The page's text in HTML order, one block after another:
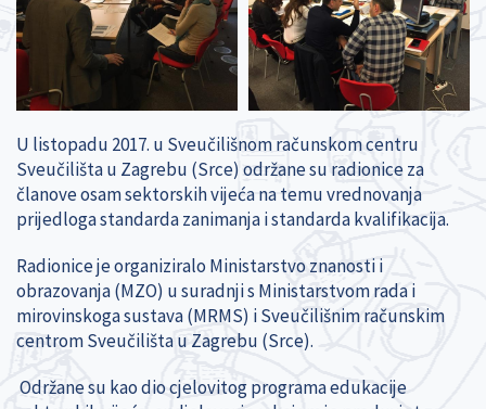
U listopadu 2017. u Sveučilišnom računskom centru
Sveučilišta u Zagrebu (Srce) održane su radionice za
članove osam sektorskih vijeća na temu vrednovanja
prijedloga standarda zanimanja i standarda kvalifikacija.
Radionice je organiziralo Ministarstvo znanosti i
obrazovanja (MZO) u suradnji s Ministarstvom rada i
mirovinskoga sustava (MRMS) i Sveučilišnim računskim
centrom Sveučilišta u Zagrebu (Srce).
Održane su kao dio cjelovitog programa edukacije